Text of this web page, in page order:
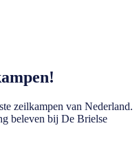
zeilkampen van Nederland.
beleven bij De Brielse